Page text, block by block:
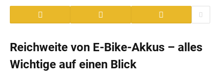
Reichweite von E-Bike-Akkus – alles
Wichtige auf einen Blick